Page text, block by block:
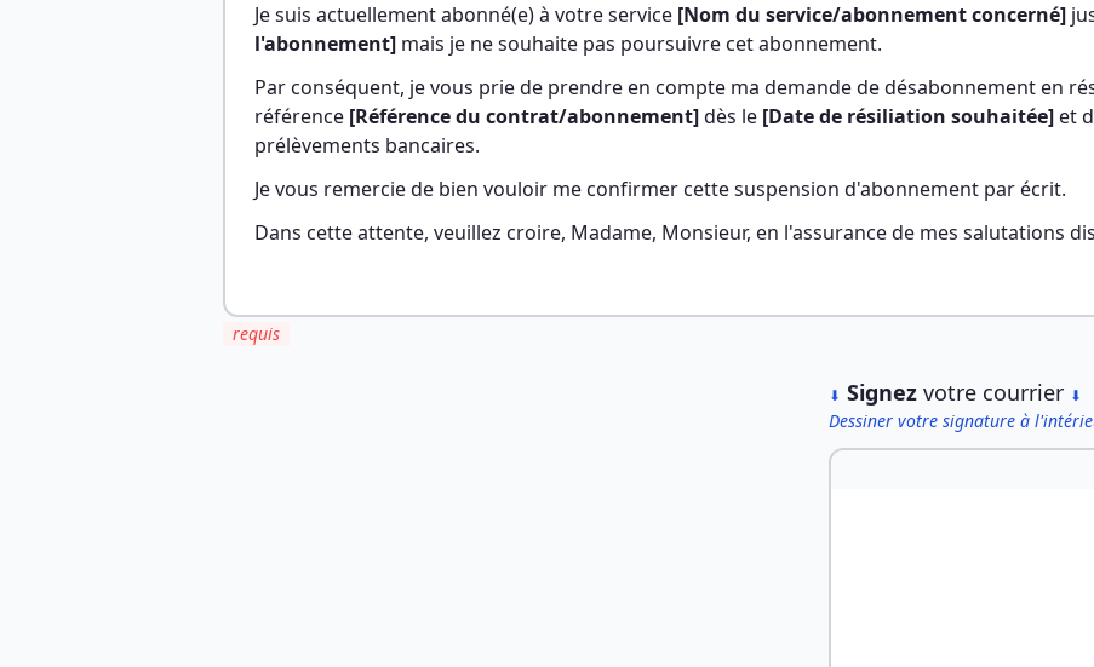
Je suis actuellement abonné(e) à votre service [Nom du service/abonnement concerné]
l'abonnement] mais je ne souhaite pas poursuivre cet abonnement.
Par conséquent, je vous prie de prendre en compte ma demande de désabonnement en
référence [Référence du contrat/abonnement] dès le [Date de résiliation souhaitée] et
prélèvements bancaires.
Je vous remercie de bien vouloir me confirmer cette suspension d'abonnement par écrit.
Dans cette attente, veuillez croire, Madame, Monsieur, en l'assurance de mes salutations
requis
⬇ Signez votre courrier ⬇
Dessiner votre signature à